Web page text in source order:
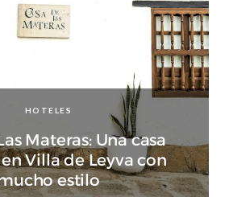
HOTELES
Materas: Una casa
Villa de Leyva con
estilo